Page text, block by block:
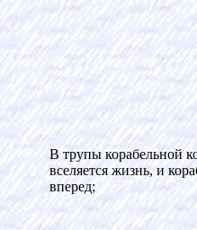
В трупы корабельной
вселяется жизнь, и
вперед;